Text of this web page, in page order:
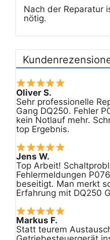
Nach der Reparatur
nötig.
Oliver S.
Sehr professionelle
Gang DQ250. Fehler
kein Notlauf mehr.
top Ergebnis.
Jens W.
Top Arbeit!
Fehlermeldungen
beseitigt. Man merkt
Erfahrung mit DQ250
Markus F.
Statt teurem